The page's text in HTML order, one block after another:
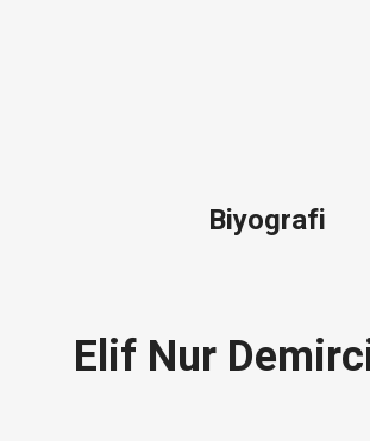
Biyografi
Elif Nur